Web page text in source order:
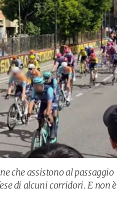
che assistono al passaggio
di alcuni corridori. E non è